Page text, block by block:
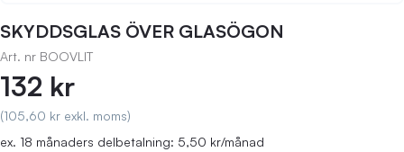
SKYDDSGLAS ÖVER GLASÖGON
Art. nr BOOVLIT
132 kr
(105,60 kr exkl. moms)
ex. 18 månaders delbetalning: 5,50 kr/månad